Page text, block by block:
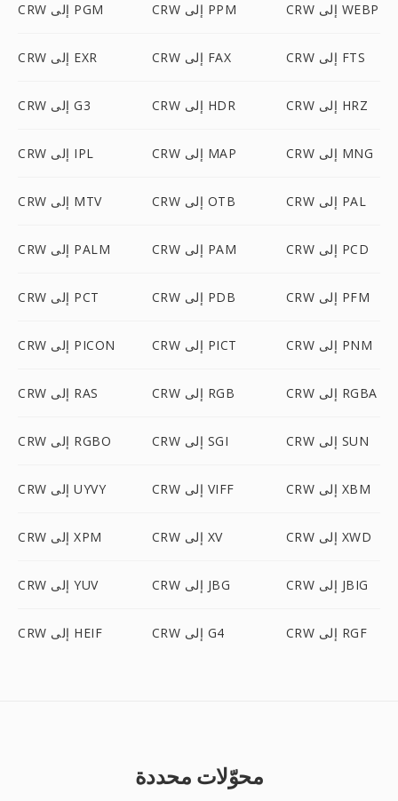
CRW إلى PGM CRW إلى PPM CRW إلى WEBP
CRW إلى EXR CRW إلى FAX CRW إلى FTS
CRW إلى G3 CRW إلى HDR CRW إلى HRZ
CRW إلى IPL CRW إلى MAP CRW إلى MNG
CRW إلى MTV CRW إلى OTB CRW إلى PAL
CRW إلى PALM CRW إلى PAM CRW إلى PCD
CRW إلى PCT CRW إلى PDB CRW إلى PFM
CRW إلى PICON CRW إلى PICT CRW إلى PNM
CRW إلى RAS CRW إلى RGB CRW إلى RGBA
CRW إلى RGBO CRW إلى SGI CRW إلى SUN
CRW إلى UYVY CRW إلى VIFF CRW إلى XBM
CRW إلى XPM CRW إلى XV CRW إلى XWD
CRW إلى YUV CRW إلى JBG CRW إلى JBIG
CRW إلى HEIF CRW إلى G4 CRW إلى RGF
محوّلات محددة